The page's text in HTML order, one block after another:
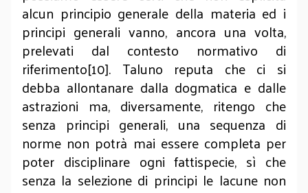
alcun principio generale della materia ed i
principi generali vanno, ancora una volta,
prelevati dal contesto normativo di
riferimento[10]. Taluno reputa che ci si
debba allontanare dalla dogmatica e dalle
astrazioni ma, diversamente, ritengo che
senza principi generali, una sequenza di
norme non potrà mai essere completa per
poter disciplinare ogni fattispecie, sì che
senza la selezione di principi le lacune non